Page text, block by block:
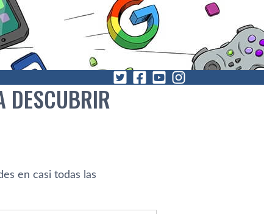
DESCUBRIR
en casi todas las